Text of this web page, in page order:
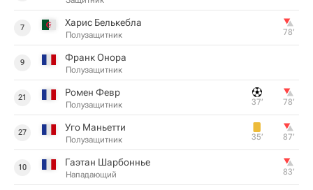
7 Харис Белькебла
Полузащитник 78‎’‎
9 Франк Онора
Полузащитник
21 Ромен Февр
Полузащитник 37‎’‎ 78‎’‎
27 Уго Маньетти
Полузащитник 35‎’‎ 87‎’‎
10 Гаэтан Шарбоннье
Нападающий 83‎’‎